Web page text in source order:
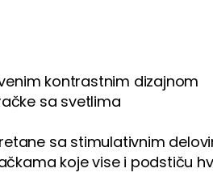
kontrastnim dizajnom
sa svetlima
sa stimulativnim
koje vise i podstiču